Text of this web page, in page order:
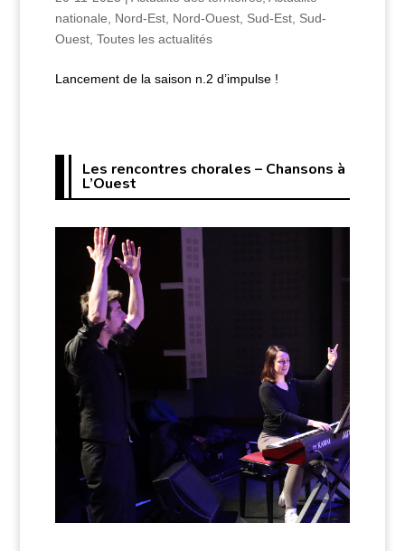
nationale, Nord-Est, Nord-Ouest, Sud-Est, Sud-
Ouest, Toutes les actualités
Lancement de la saison n.2 d’impulse !
Les rencontres chorales – Chansons à
L’Ouest